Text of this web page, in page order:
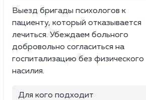
Выезд бригады психологов к
пациенту, который отказывается
лечиться. Убеждаем больного
добровольно согласиться на
госпитализацию без физического
насилия.
Для кого подходит